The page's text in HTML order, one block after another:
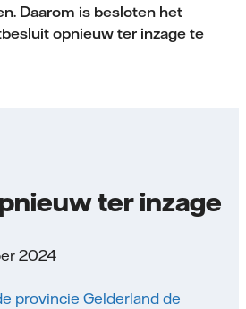
Daarom is besloten het
opnieuw ter inzage te
ter inzage
2024
provincie Gelderland de